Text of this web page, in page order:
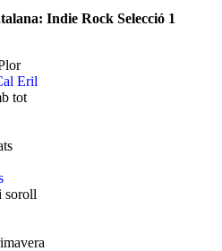
Indie Rock Selecció 1
Eril
tot
soroll